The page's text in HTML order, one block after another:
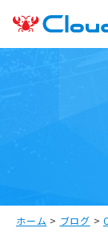
ホーム > ブログ >